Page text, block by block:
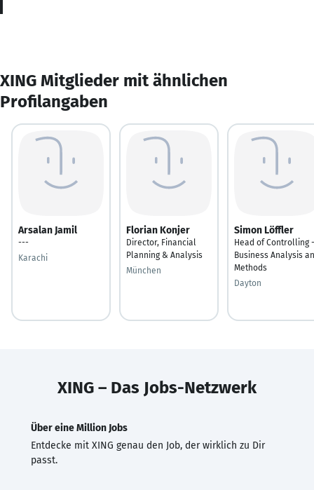
XING Mitglieder mit ähnlichen
Profilangaben
Arsalan Jamil
---
Karachi
Florian Konjer
Director, Financial
Planning & Analysis
München
Simon Löffler
Head of Controlling -
Business Analysis
Methods
Dayton
XING – Das Jobs-Netzwerk
Über eine Million Jobs
Entdecke mit XING genau den Job, der wirklich zu Dir
passt.